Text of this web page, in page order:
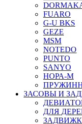
FUARO
G-U BKS
GEZE
MSM
NOTEDO
PUNTO
SANYO
НОРА-М
ЗАСОВЫ И
ДЛЯ